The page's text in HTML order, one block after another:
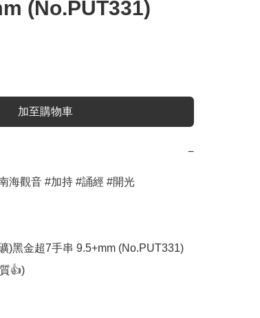
(No.PUT331)
加至購物車
−
海觀音 #加持 #誦經 #開光
)黑金超7手串 9.5+mm (No.PUT331)
👍)